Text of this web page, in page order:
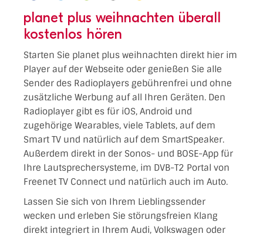
planet plus weihnachten überall
kostenlos hören
Starten Sie planet plus weihnachten direkt hier im
Player auf der Webseite oder genießen Sie alle
Sender des Radioplayers gebührenfrei und ohne
zusätzliche Werbung auf all Ihren Geräten. Den
Radioplayer gibt es für iOS, Android und
zugehörige Wearables, viele Tablets, auf dem
Smart TV und natürlich auf dem SmartSpeaker.
Außerdem direkt in der Sonos- und BOSE-App für
Ihre Lautsprechersysteme, im DVB-T2 Portal von
Freenet TV Connect und natürlich auch im Auto.
Lassen Sie sich von Ihrem Lieblingssender
wecken und erleben Sie störungsfreien Klang
direkt integriert in Ihrem Audi, Volkswagen oder